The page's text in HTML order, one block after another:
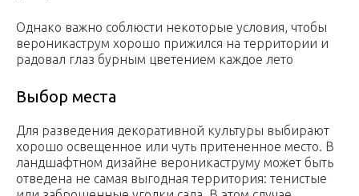
Однако важно соблюсти некоторые условия, чтобы
вероникаструм хорошо прижился на территории и
радовал глаз бурным цветением каждое лето
Выбор места
Для разведения декоративной культуры выбирают
хорошо освещенное или чуть притененное место. В
ландшафтном дизайне вероникаструму может быть
отведена не самая выгодная территория: тенистые